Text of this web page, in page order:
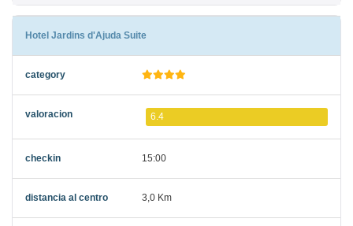
Hotel Jardins d'Ajuda Suite
6.4
15:00
3,0 Km